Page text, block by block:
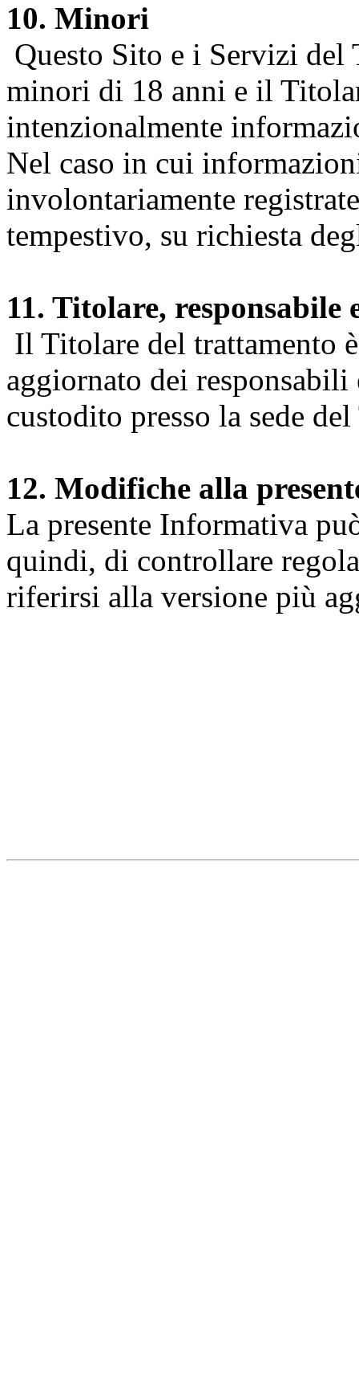
10. Minori
Questo Sito e i Servizi del
minori di 18 anni e il
intenzionalmente
Nel caso in cui
involontariamente
tempestivo, su richiesta
11. Titolare, responsabile
Il Titolare del trattamento
aggiornato dei
custodito presso la sede
12. Modifiche alla
La presente Informativa
quindi, di controllare
riferirsi alla versione più